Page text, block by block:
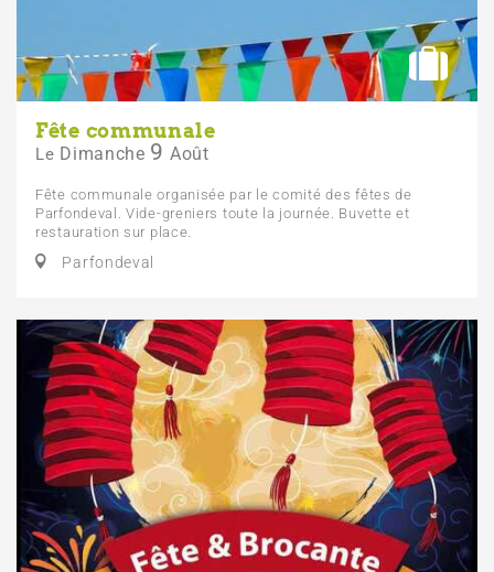
Fête communale
Le Dimanche 9 Août
Fête communale organisée par le comité des fêtes de
Parfondeval. Vide-greniers toute la journée. Buvette et
restauration sur place.
Parfondeval